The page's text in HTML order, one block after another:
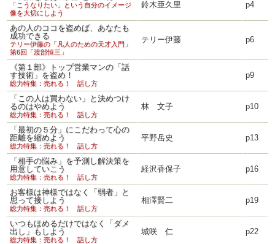
「こうなりたい」という自分のイメージ
像を大切にしよう
鈴木亜久里 p4
あの人のココを盗めば、あなたも
成功できる
テリー伊藤の「凡人のための天才入門」
第6回「渡部恒三」
テリー伊藤 p6
《第１部》トップ営業マンの「話
す技術」を盗め！
総力特集：売れる！ 話し方
p9
「この人は買わない」と決めつけ
るのはやめよう
総力特集：売れる！ 話し方
林 文子 p10
「最初の５分」にこだわって心の
距離を縮めよう
総力特集：売れる！ 話し方
平野岳史 p13
「相手の悩み」を予測し解決策を
用意していこう
総力特集：売れる！ 話し方
経沢香保子 p16
お客様は神様ではなく「弱者」と
思って接しよう
総力特集：売れる！ 話し方
相澤賢二 p19
いつもほめるだけではなく「ダメ
出し」もしよう
総力特集：売れる！ 話し方
城咲 仁 p22